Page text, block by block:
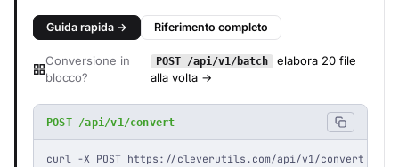
Guida rapida → Riferimento completo
Conversione in
blocco?
POST /api/v1/batch
elabora 20 file
alla volta →
POST /api/v1/convert
curl -X POST https://cleverutils.com/api/v1/convert \